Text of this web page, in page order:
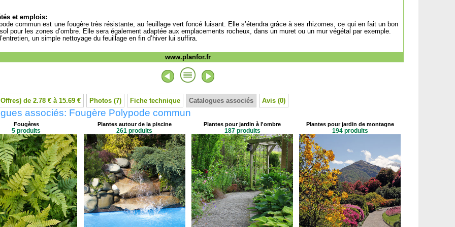
et emplois:
commun est une fougère très résistante, au feuillage vert foncé luisant. Elle s’étendra grâce à ses rhizomes, ce qui en fait un bon
pour les zones d’ombre. Elle sera également adaptée aux emplacements rocheux, dans un muret ou un mur végétal par exemple.
un simple nettoyage du feuillage en fin d’hiver lui suffira.
www.planfor.fr
de 2.78 € à 15.69 € Photos (7) Fiche technique Catalogues associés Avis (0)
associés: Fougère Polypode commun
Fougères
5 produits
Plantes autour de la piscine
261 produits
Plantes pour jardin à l'ombre
187 produits
Plantes pour jardin de montagne
194 produits